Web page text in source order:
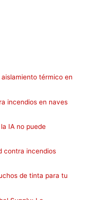
térmico en
incendios en naves
IA no puede
contra incendios
de tinta para tu